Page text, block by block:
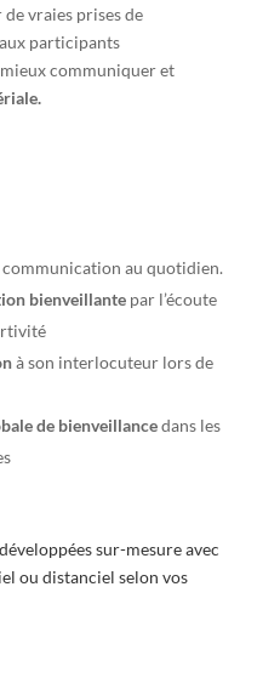
vraies prises de
participants
communiquer et
au quotidien.
bienveillantepar l’écoute
à son interlocuteur lors de
de bienveillancedans les
sur-mesure avec
ou distanciel selon vos